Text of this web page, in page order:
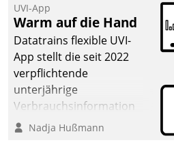
UVI-App
Warm auf die Hand
Datatrains flexible UVI-
App stellt die seit 2022
verpflichtende
unterjährige
Verbrauchsinformation
schnell, zuverlässig und
Nadja Hußmann